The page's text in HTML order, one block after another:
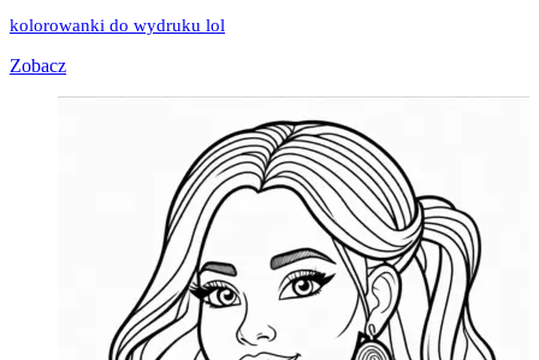
kolorowanki do wydruku lol
Zobacz